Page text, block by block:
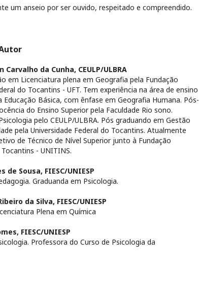
um anseio por ser ouvido, respeitado e compreendido.
Carvalho da Cunha, CEULP/ULBRA
em Licenciatura plena em Geografia pela Fundação
do Tocantins - UFT. Tem experiência na área de ensino
Educação Básica, com ênfase em Geografia Humana. Pós-
do Ensino Superior pela Faculdade Rio sono.
pelo CEULP/ULBRA. Pós graduando em Gestão
pela Universidade Federal do Tocantins. Atualmente
de Técnico de Nível Superior junto à Fundação
- UNITINS.
de Sousa, FIESC/UNIESP
Graduanda em Psicologia.
da Silva, FIESC/UNIESP
Plena em Química
FIESC/UNIESP
Professora do Curso de Psicologia da